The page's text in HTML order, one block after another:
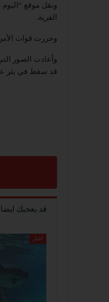
ونقل موقع
القرية.
وحررت قوات الأمن
وأعادت الصور
قد سقط في بئر
قد يعجبك ايضا
أخبار